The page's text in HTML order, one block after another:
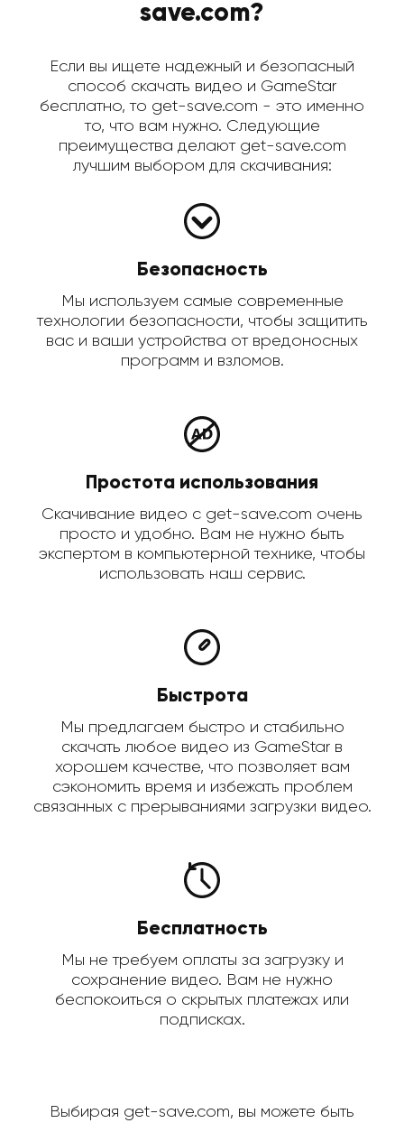
save.com?
Если вы ищете надежный и безопасный
способ скачать видео и GameStar
бесплатно, то get-save.com - это именно
то, что вам нужно. Следующие
преимущества делают get-save.com
лучшим выбором для скачивания:
Безопасность
Мы используем самые современные
технологии безопасности, чтобы защитить
вас и ваши устройства от вредоносных
программ и взломов.
Простота использования
Скачивание видео с get-save.com очень
просто и удобно. Вам не нужно быть
экспертом в компьютерной технике, чтобы
использовать наш сервис.
Быстрота
Мы предлагаем быстро и стабильно
скачать любое видео из GameStar в
хорошем качестве, что позволяет вам
сэкономить время и избежать проблем
связанных с прерываниями загрузки видео.
Бесплатность
Мы не требуем оплаты за загрузку и
сохранение видео. Вам не нужно
беспокоиться о скрытых платежах или
подписках.
Выбирая get-save.com, вы можете быть